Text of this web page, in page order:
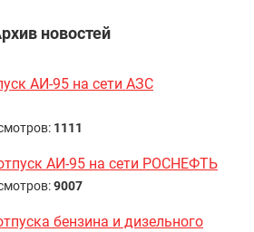
новостей
АИ-95 на сети АЗС
1111
АИ-95 на сети РОСНЕФТЬ
9007
бензина и дизельного